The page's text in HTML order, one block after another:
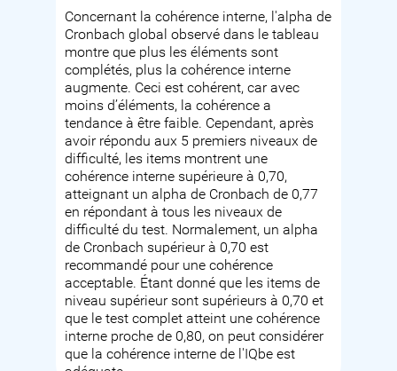
Concernant la cohérence interne, l'alpha de
Cronbach global observé dans le tableau
montre que plus les éléments sont
complétés, plus la cohérence interne
augmente. Ceci est cohérent, car avec
moins d’éléments, la cohérence a
tendance à être faible. Cependant, après
avoir répondu aux 5 premiers niveaux de
difficulté, les items montrent une
cohérence interne supérieure à 0,70,
atteignant un alpha de Cronbach de 0,77
en répondant à tous les niveaux de
difficulté du test. Normalement, un alpha
de Cronbach supérieur à 0,70 est
recommandé pour une cohérence
acceptable. Étant donné que les items de
niveau supérieur sont supérieurs à 0,70 et
que le test complet atteint une cohérence
interne proche de 0,80, on peut considérer
que la cohérence interne de l'IQbe est